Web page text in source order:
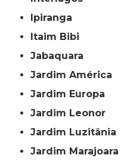
Ipiranga
Itaim Bibi
Jabaquara
Jardim América
Jardim Europa
Jardim Leonor
Jardim Luzitânia
Jardim Marajoara